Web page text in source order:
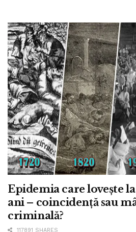
Epidemia care lovește
ani – coincidență sau
criminală?
117891 SHARES